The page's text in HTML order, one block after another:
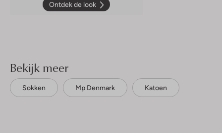
Ontdek de look
Bekijk meer
Sokken Mp Denmark Katoen